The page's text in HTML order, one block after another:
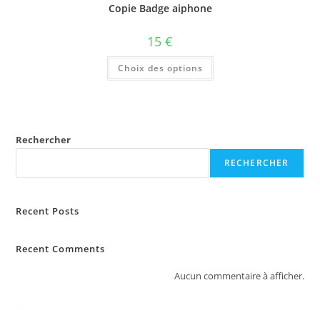
Copie Badge aiphone
15 €
Choix des options
Rechercher
RECHERCHER
Recent Posts
Recent Comments
Aucun commentaire à afficher.